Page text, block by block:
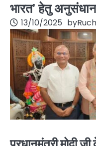
भारत’ हेतु अनुसंधान
13/10/2025 by